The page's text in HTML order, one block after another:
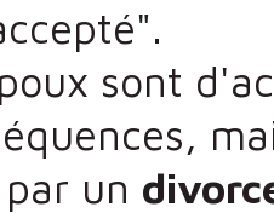
sont
un